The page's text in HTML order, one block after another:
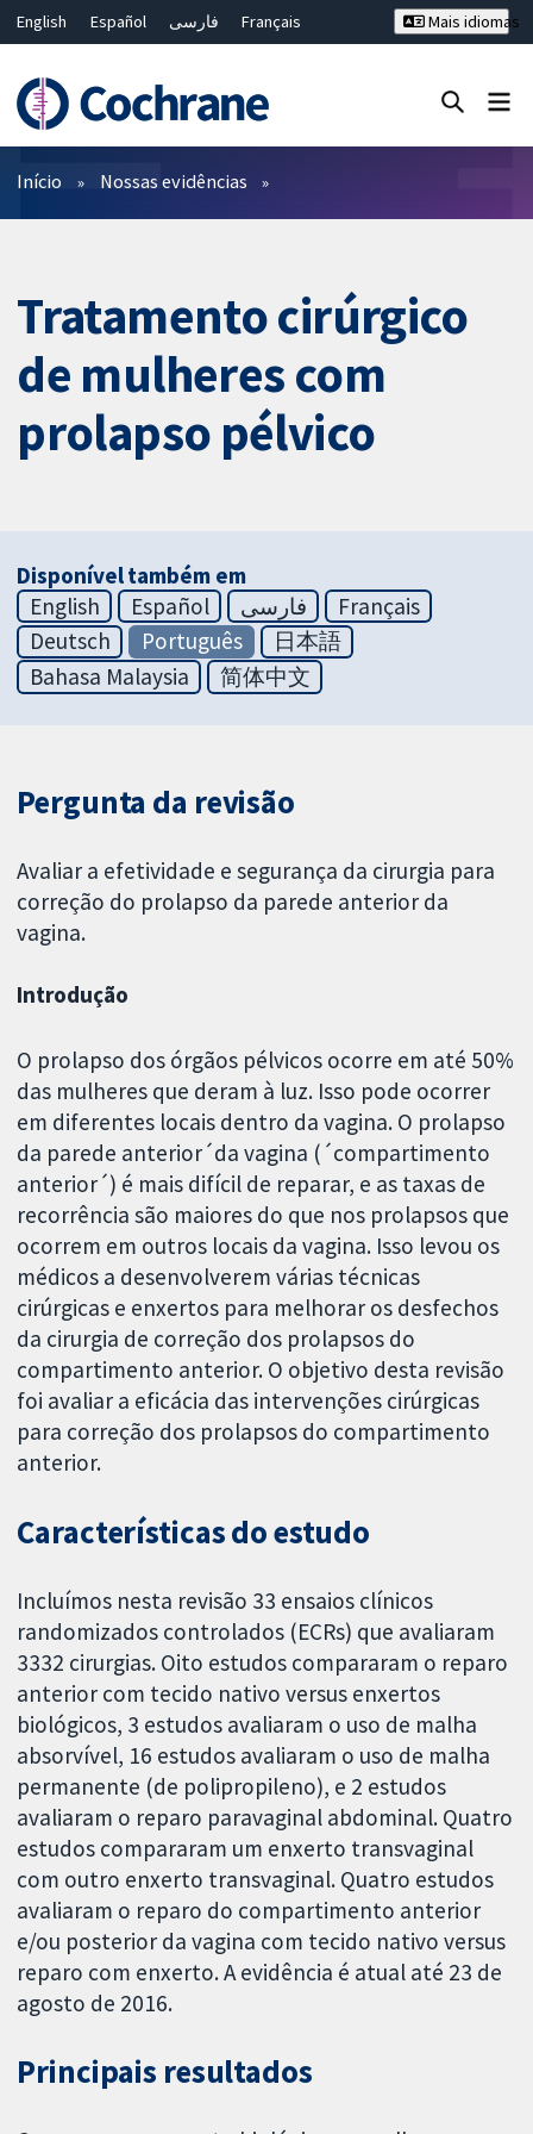
English Español فارسی
Français
Bahasa Malaysia
ไทย 繁體中文
Mais idiomas
Filtros
Início Nossas evidências
Tratamento cirúrgico
de mulheres com
prolapso pélvico
Disponível também em
English
Español فارسی
Français
Deutsch
Português
日本語
Bahasa Malaysia
简体中文
Pergunta da revisão
Avaliar a efetividade e segurança da cirurgia para
correção do prolapso da parede anterior da
vagina.
Introdução
O prolapso dos órgãos pélvicos ocorre em até 50%
das mulheres que deram à luz. Isso pode ocorrer
em diferentes locais dentro da vagina. O prolapso
da parede anterior´da vagina (´compartimento
anterior´) é mais difícil de reparar, e as taxas de
recorrência são maiores do que nos prolapsos que
ocorrem em outros locais da vagina. Isso levou os
médicos a desenvolverem várias técnicas
cirúrgicas e enxertos para melhorar os desfechos
da cirurgia de correção dos prolapsos do
compartimento anterior. O objetivo desta revisão
foi avaliar a eficácia das intervenções cirúrgicas
para correção dos prolapsos do compartimento
anterior.
Características do estudo
Incluímos nesta revisão 33 ensaios clínicos
randomizados controlados (ECRs) que avaliaram
3332 cirurgias. Oito estudos compararam o reparo
anterior com tecido nativo versus enxertos
biológicos, 3 estudos avaliaram o uso de malha
absorvível, 16 estudos avaliaram o uso de malha
permanente (de polipropileno), e 2 estudos
avaliaram o reparo paravaginal abdominal. Quatro
estudos compararam um enxerto transvaginal
com outro enxerto transvaginal. Quatro estudos
avaliaram o reparo do compartimento anterior
e/ou posterior da vagina com tecido nativo versus
reparo com enxerto. A evidência é atual até 23 de
agosto de 2016.
Principais resultados